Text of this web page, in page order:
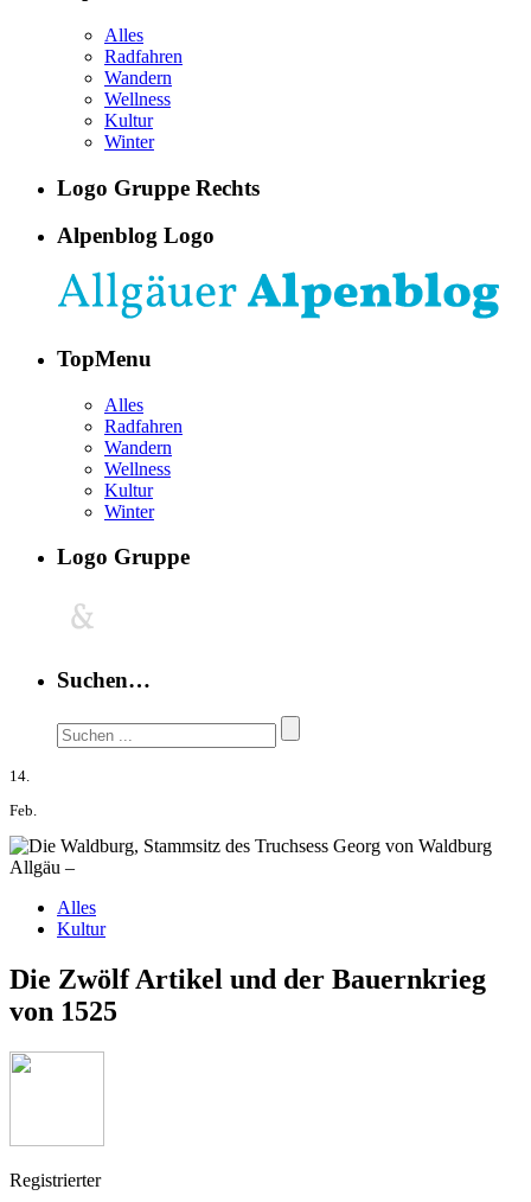
Alles
Radfahren
Wandern
Wellness
Kultur
Winter
Logo Gruppe Rechts
Alpenblog Logo
TopMenu
Alles
Radfahren
Wandern
Wellness
Kultur
Winter
Logo Gruppe
Suchen…
14.
Feb.
Allgäu –
Alles
Kultur
Die Zwölf Artikel und der Bauernkrieg
von 1525
Registrierter